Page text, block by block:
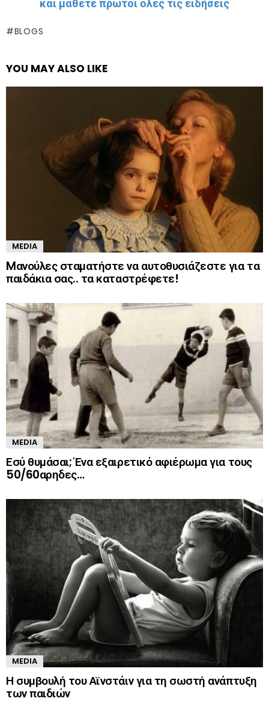
και μάθετε πρώτοι όλες τις ειδήσεις
BLOGS
YOU MAY ALSO LIKE
MEDIA
Mανούλες σταματήστε να αυτοθυσιάζεστε για τα
παιδάκια σας.. τα καταστρέφετε!
MEDIA
Εσύ θυμάσαι; Ένα εξαιρετικό αφιέρωμα για τους
50/60αρηδες…
MEDIA
Η συμβουλή του Αϊνστάιν για τη σωστή ανάπτυξη
των παιδιών